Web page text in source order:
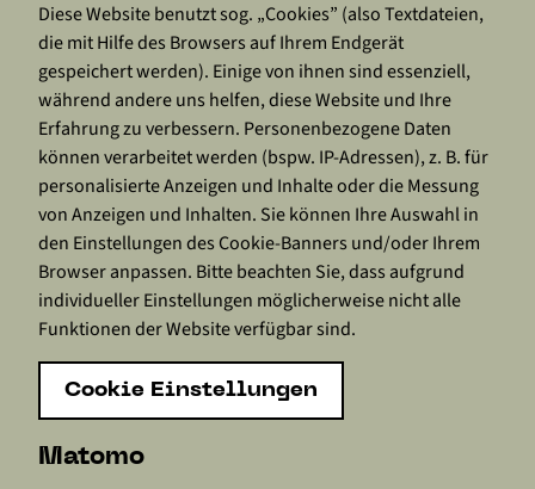
Diese Website benutzt sog. „Cookies” (also Textdateien,
die mit Hilfe des Browsers auf Ihrem Endgerät
gespeichert werden). Einige von ihnen sind essenziell,
während andere uns helfen, diese Website und Ihre
Erfahrung zu verbessern. Personenbezogene Daten
können verarbeitet werden (bspw. IP-Adressen), z. B. für
personalisierte Anzeigen und Inhalte oder die Messung
von Anzeigen und Inhalten. Sie können Ihre Auswahl in
den Einstellungen des Cookie-Banners und/oder Ihrem
Browser anpassen. Bitte beachten Sie, dass aufgrund
individueller Einstellungen möglicherweise nicht alle
Funktionen der Website verfügbar sind.
Cookie Einstellungen
Matomo